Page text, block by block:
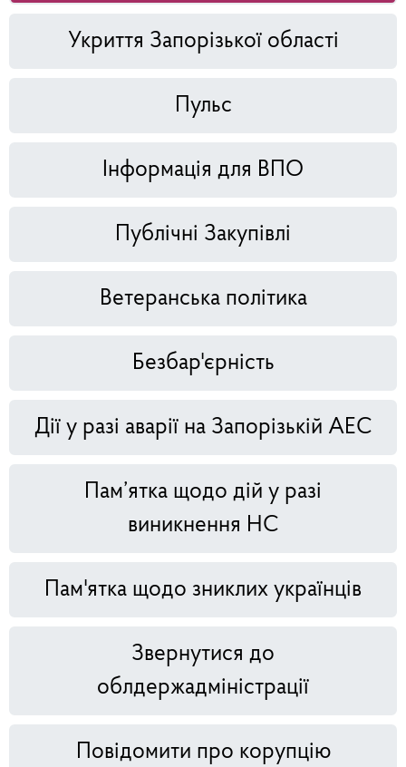
Укриття Запорізької області
Пульс
Інформація для ВПО
Публічні Закупівлі
Ветеранська політика
Безбар'єрність
Дії у разі аварії на Запорізькій АЕС
Пам’ятка щодо дій у разі
виникнення НС
Пам'ятка щодо зниклих українців
Звернутися до
облдержадміністрації
Повідомити про корупцію